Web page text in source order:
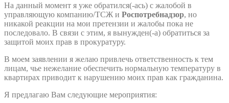
На данный момент я уже обратился(-ась) с жалобой в
управляющую компанию/ТСЖ и Роспотребнадзор, но
никакой реакции на мои претензии и жалобы пока не
последовало. В связи с этим, я вынужден(-а) обратиться за
защитой моих прав в прокуратуру.
В моем заявлении я желаю привлечь ответственность к тем
лицам, чье нежелание обеспечить нормальную температуру в
квартирах приводит к нарушению моих прав как гражданина.
Я предлагаю Вам следующие мероприятия: